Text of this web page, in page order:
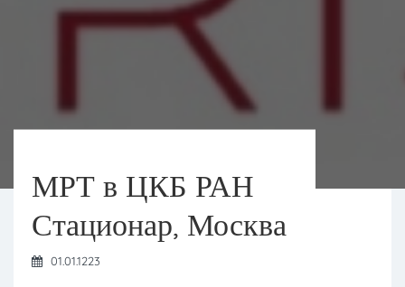
МРТ в ЦКБ РАН
Стационар, Москва
01.01.1223